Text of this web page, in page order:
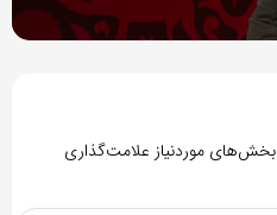
بخش‌های موردنیاز علامت‌گذاری